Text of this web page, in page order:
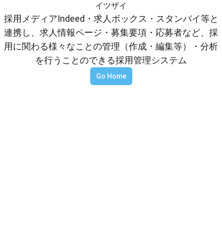
イツザイ
採用メディアIndeed・求人ボックス・スタンバイ等と
連携し、求人情報ページ・募集要項・応募者など、採
用に関わる様々なことの管理（作成・編集等）・分析
を行うことのできる採用管理システム
Go Home